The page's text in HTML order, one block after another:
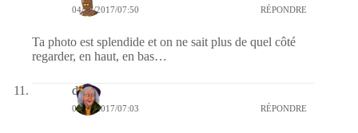
04/12/2017/07:50 RÉPONDRE
Ta photo est splendide et on ne sait plus de quel côté
regarder, en haut, en bas…
dom
04/12/2017/07:03 RÉPONDRE